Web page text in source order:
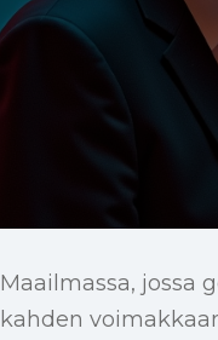
Maailmassa, jossa
kahden